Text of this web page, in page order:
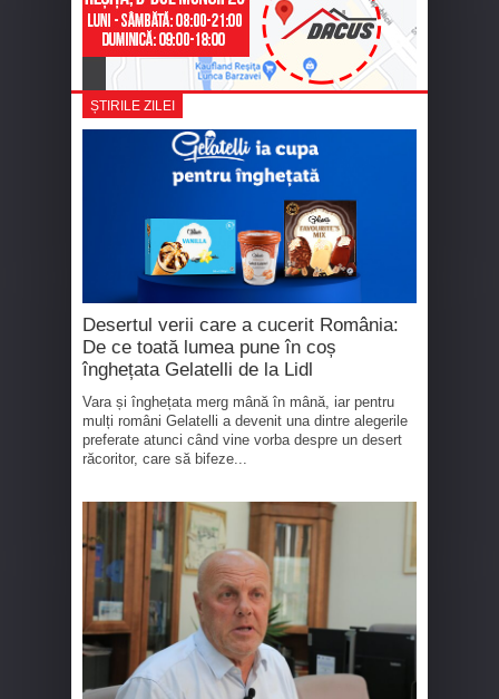
ȘTIRILE ZILEI
Desertul verii care a cucerit România:
De ce toată lumea pune în coș
înghețata Gelatelli de la Lidl
Vara și înghețata merg mână în mână, iar pentru
mulți români Gelatelli a devenit una dintre alegerile
preferate atunci când vine vorba despre un desert
răcoritor, care să bifeze...